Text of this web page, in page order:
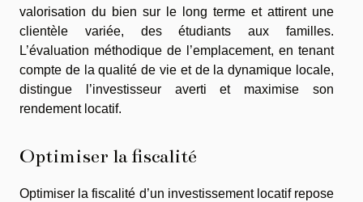
valorisation du bien sur le long terme et attirent une
clientèle variée, des étudiants aux familles.
L’évaluation méthodique de l’emplacement, en tenant
compte de la qualité de vie et de la dynamique locale,
distingue l’investisseur averti et maximise son
rendement locatif.
Optimiser la fiscalité
Optimiser la fiscalité d’un investissement locatif repose